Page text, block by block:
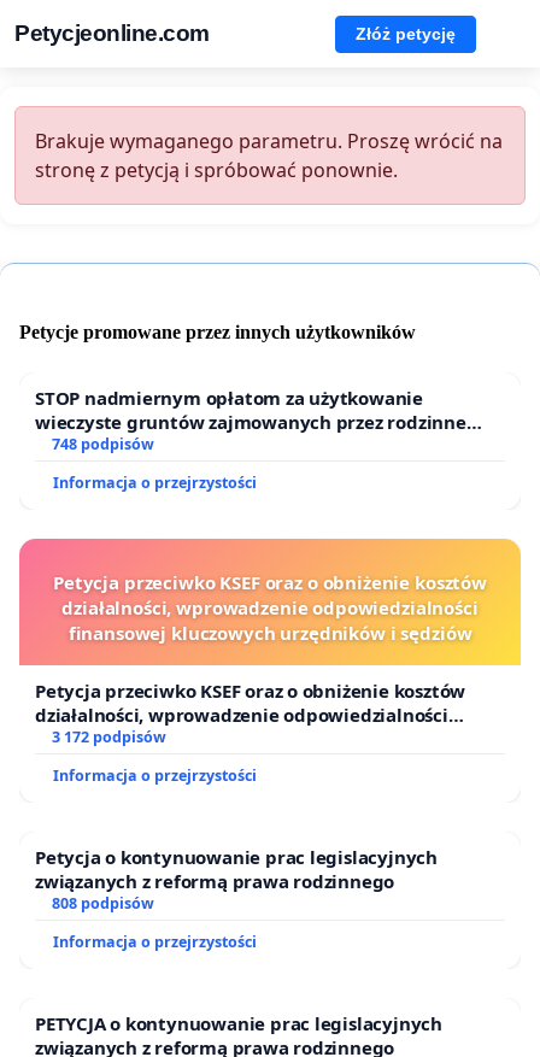
Petycjeonline.com Złóż petycję
Brakuje wymaganego parametru. Proszę wrócić na
stronę z petycją i spróbować ponownie.
Petycje promowane przez innych użytkowników
STOP nadmiernym opłatom za użytkowanie
wieczyste gruntów zajmowanych przez rodzinne
ogrody działkowe.
748 podpisów
Informacja o przejrzystości
Petycja przeciwko KSEF oraz o obniżenie kosztów
działalności, wprowadzenie odpowiedzialności
finansowej kluczowych urzędników i sędziów
Petycja przeciwko KSEF oraz o obniżenie kosztów
działalności, wprowadzenie odpowiedzialności
finansowej kluczowych urzędników i sędziów
3 172 podpisów
Informacja o przejrzystości
Petycja o kontynuowanie prac legislacyjnych
związanych z reformą prawa rodzinnego
808 podpisów
Informacja o przejrzystości
PETYCJA o kontynuowanie prac legislacyjnych
związanych z reformą prawa rodzinnego